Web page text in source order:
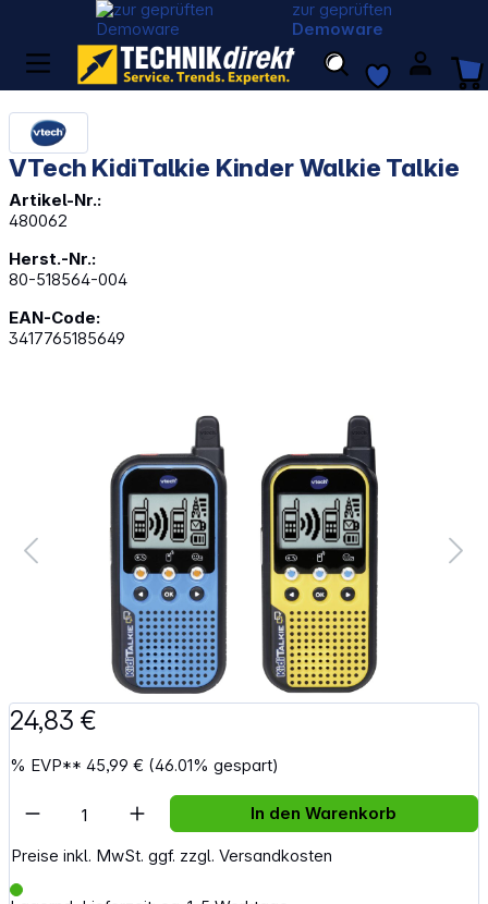
zur geprüften
Demoware
VTech KidiTalkie Kinder Walkie Talkie
Artikel-Nr.:
480062
Herst.-Nr.:
80-518564-004
EAN-Code:
3417765185649
Bildergalerie überspringen
24,83 €
% EVP**45,99 € (46.01% gespart)
Preise inkl. MwSt. ggf. zzgl. Versandkosten
Artikel Anzahl: Gib den gewünschten
In den Warenkorb